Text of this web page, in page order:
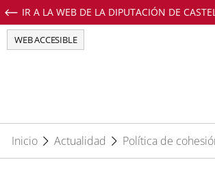
IR A LA WEB DE LA DIPUTACIÓN DE
WEB ACCESIBLE
Inicio
Actualidad Política de